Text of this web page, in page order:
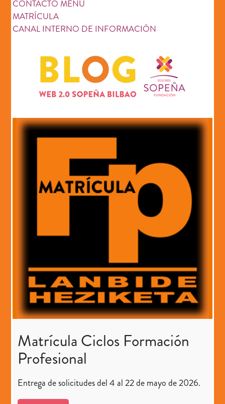
CONTACTO MENU
MATRÍCULA
CANAL INTERNO DE INFORMACIÓN
Matrícula Ciclos Formación
Profesional
Entrega de solicitudes del 4 al 22 de mayo de 2026.